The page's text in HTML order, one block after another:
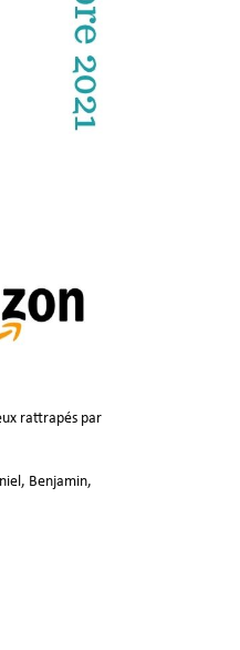
rattrapés par
Benjamin,